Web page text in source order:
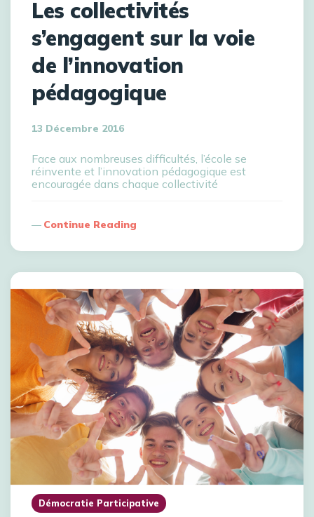
Les collectivités
s’engagent sur la voie
de l’innovation
pédagogique
13 Décembre 2016
Face aux nombreuses difficultés, l’école se
réinvente et l’innovation pédagogique est
encouragée dans chaque collectivité
Continue Reading
Démocratie Participative